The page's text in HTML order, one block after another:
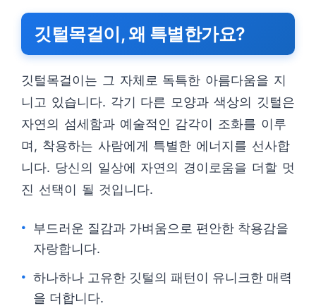
깃털목걸이, 왜 특별한가요?
깃털목걸이는 그 자체로 독특한 아름다움을 지
니고 있습니다. 각기 다른 모양과 색상의 깃털은
자연의 섬세함과 예술적인 감각이 조화를 이루
며, 착용하는 사람에게 특별한 에너지를 선사합
니다. 당신의 일상에 자연의 경이로움을 더할 멋
진 선택이 될 것입니다.
부드러운 질감과 가벼움으로 편안한 착용감을
자랑합니다.
하나하나 고유한 깃털의 패턴이 유니크한 매력
을 더합니다.